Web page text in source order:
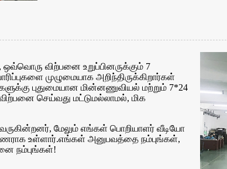
விற்பனை உறுப்பினருக்கும் 7
முழுமையாக அறிந்திருக்கிறார்கள்
புதுமையான மின்னணுவியல் மற்றும் 7*24
செய்வது மட்டுமல்லாமல், மிக
மேலும் எங்கள் பொறியாளர் வீடியோ
உள்ளார்.எங்கள் அனுபவத்தை நம்புங்கள்,
நம்புங்கள்!